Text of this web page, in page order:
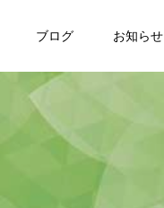
ブログ お知らせ